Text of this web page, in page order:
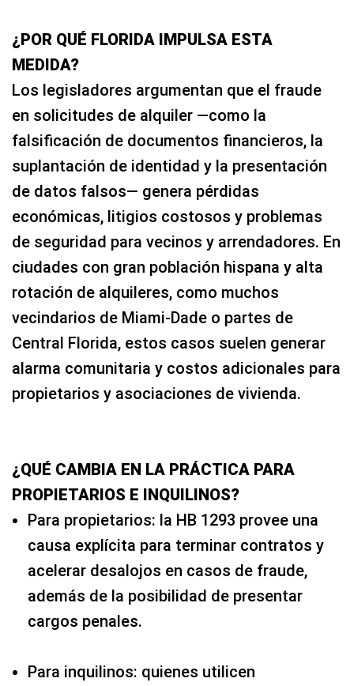
¿POR QUÉ FLORIDA IMPULSA ESTA
MEDIDA?
Los legisladores argumentan que el fraude
en solicitudes de alquiler —como la
falsificación de documentos financieros, la
suplantación de identidad y la presentación
de datos falsos— genera pérdidas
económicas, litigios costosos y problemas
de seguridad para vecinos y arrendadores. En
ciudades con gran población hispana y alta
rotación de alquileres, como muchos
vecindarios de Miami-Dade o partes de
Central Florida, estos casos suelen generar
alarma comunitaria y costos adicionales para
propietarios y asociaciones de vivienda.
¿QUÉ CAMBIA EN LA PRÁCTICA PARA
PROPIETARIOS E INQUILINOS?
Para propietarios: la HB 1293 provee una
causa explícita para terminar contratos y
acelerar desalojos en casos de fraude,
además de la posibilidad de presentar
cargos penales.
Para inquilinos: quienes utilicen